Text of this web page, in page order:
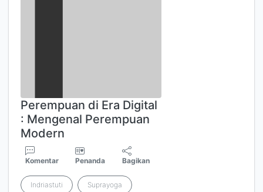
Perempuan di Era Digital
: Mengenal Perempuan
Modern
Komentar Penanda Bagikan
Indriastuti Suprayoga